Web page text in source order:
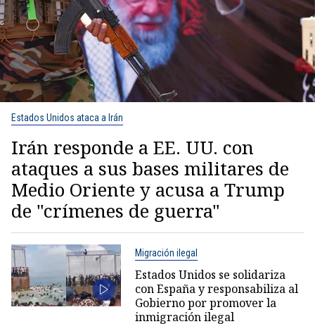
Estados Unidos ataca a Irán
Irán responde a EE. UU. con
ataques a sus bases militares de
Medio Oriente y acusa a Trump
de "crímenes de guerra"
Migración ilegal
Estados Unidos se solidariza
con España y responsabiliza al
Gobierno por promover la
inmigración ilegal